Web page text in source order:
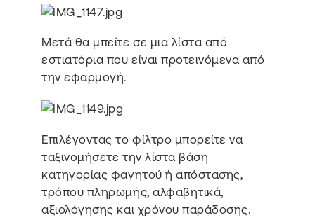
Μετά θα μπείτεσε μια λίστα από
εστιατόρια που είναι προτεινόμενα από
την εφαρμογή.
Επιλέγοντας το φίλτρο μπορείτε να
ταξινομήσετε την λίστα βάση
κατηγορίας φαγητού ή απόστασης,
τρόπου πληρωμής, αλφαβητικά,
αξιολόγησης και χρόνου παράδοσης.